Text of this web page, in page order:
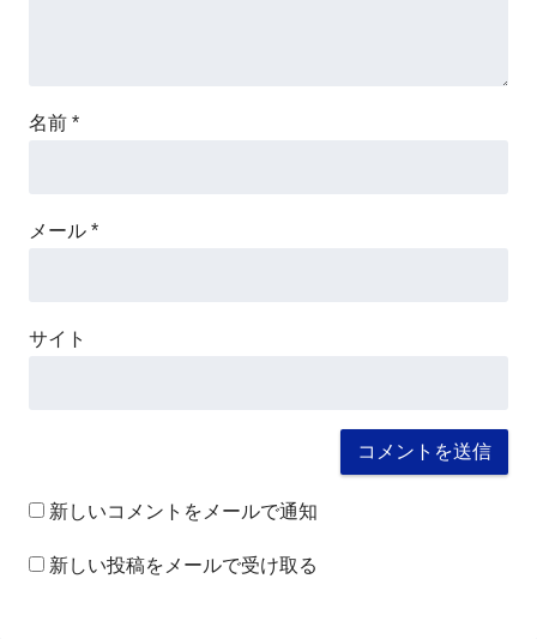
名前 *
メール *
サイト
新しいコメントをメールで通知
新しい投稿をメールで受け取る